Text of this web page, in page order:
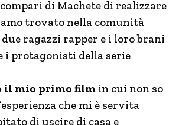
di Machete di realizzare
trovato nella comunità
ragazzi rapper e i loro brani
i protagonisti della serie
il mio primo film in cui non so
che mi è servita
di uscire di casa e